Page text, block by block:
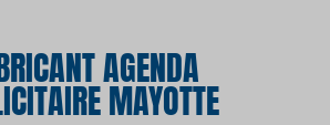
AGENDA
MAYOTTE